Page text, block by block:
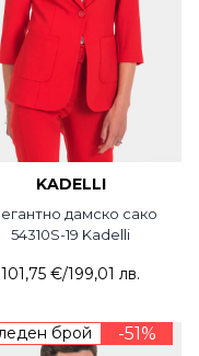
KADELLI
дамско сако
54310S-19 Kadelli
101,75 €/199,01 лв.
брой -51%